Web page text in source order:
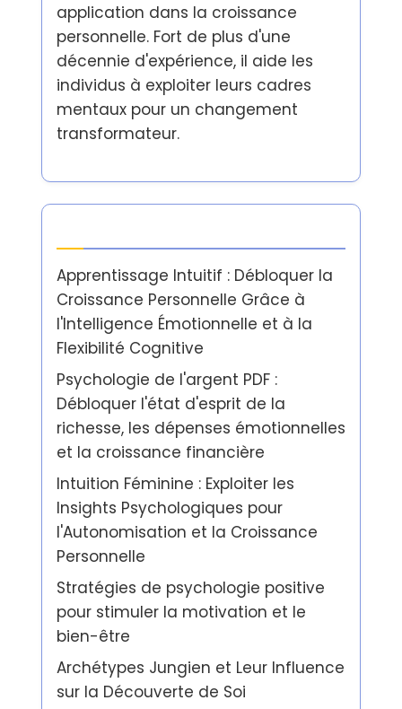
application dans la croissance
personnelle. Fort de plus d'une
décennie d'expérience, il aide les
individus à exploiter leurs cadres
mentaux pour un changement
transformateur.
Apprentissage Intuitif : Débloquer la
Croissance Personnelle Grâce à
l'Intelligence Émotionnelle et à la
Flexibilité Cognitive
Psychologie de l'argent PDF :
Débloquer l'état d'esprit de la
richesse, les dépenses émotionnelles
et la croissance financière
Intuition Féminine : Exploiter les
Insights Psychologiques pour
l'Autonomisation et la Croissance
Personnelle
Stratégies de psychologie positive
pour stimuler la motivation et le
bien-être
Archétypes Jungien et Leur Influence
sur la Découverte de Soi